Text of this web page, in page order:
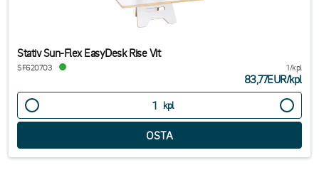
Stativ Sun-Flex EasyDesk Rise Vit
SF620703 1/kpl
83,77EUR/kpl
kpl